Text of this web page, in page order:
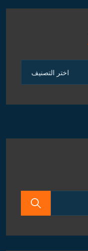
اختر التصنيف